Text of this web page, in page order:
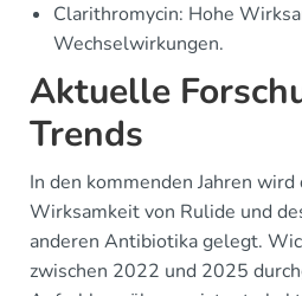
Clarithromycin: Hohe
Wechselwirkungen.
Aktuelle
Trends
In den kommenden Jahren wird
Wirksamkeit von Rulide und
anderen Antibiotika gelegt.
zwischen 2022 und 2025